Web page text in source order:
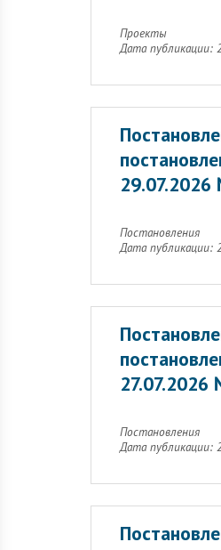
Проекты
Дата публикации:
Постановления
Дата публикации:
Постановления
Дата публикации: